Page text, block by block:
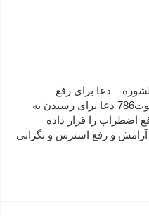
– دعا برای رفع
اضطراب در این پست از سایت ملکوت786 دعا برای رسیدن به
اضطراب را قرار داده
آرامش و رفع استرس و نگرانی